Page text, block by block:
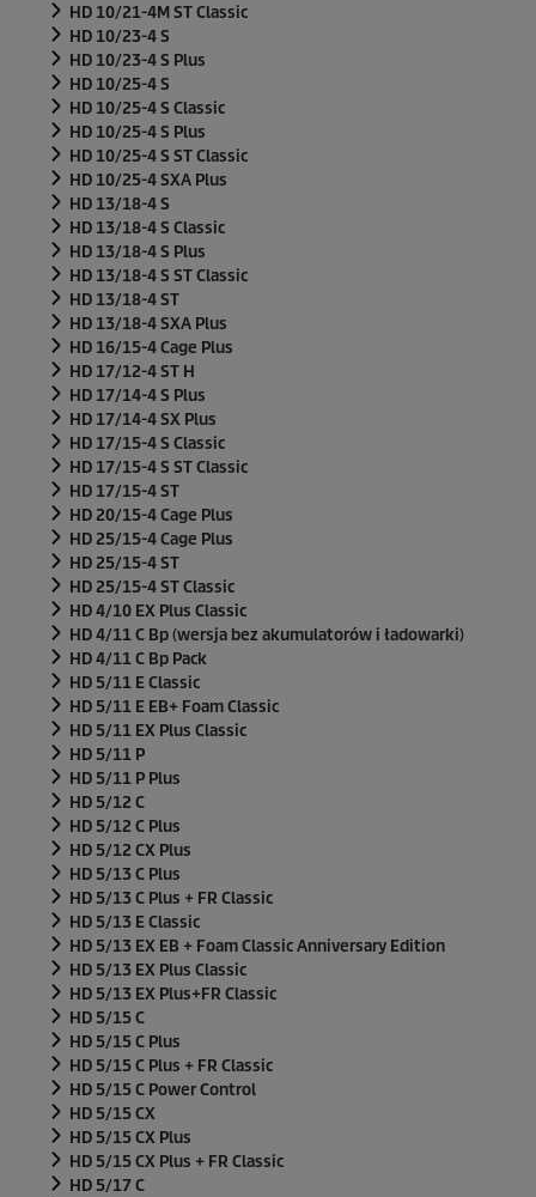
HD 10/21-4M ST Classic
HD 10/23-4 S
HD 10/23-4 S Plus
HD 10/25-4 S
HD 10/25-4 S Classic
HD 10/25-4 S Plus
HD 10/25-4 S ST Classic
HD 10/25-4 SXA Plus
HD 13/18-4 S
HD 13/18-4 S Classic
HD 13/18-4 S Plus
HD 13/18-4 S ST Classic
HD 13/18-4 ST
HD 13/18-4 SXA Plus
HD 16/15-4 Cage Plus
HD 17/12-4 ST H
HD 17/14-4 S Plus
HD 17/14-4 SX Plus
HD 17/15-4 S Classic
HD 17/15-4 S ST Classic
HD 17/15-4 ST
HD 20/15-4 Cage Plus
HD 25/15-4 Cage Plus
HD 25/15-4 ST
HD 25/15-4 ST Classic
HD 4/10 EX Plus Classic
HD 4/11 C Bp (wersja bez akumulatorów i ładowarki)
HD 4/11 C Bp Pack
HD 5/11 E Classic
HD 5/11 E EB+ Foam Classic
HD 5/11 EX Plus Classic
HD 5/11 P
HD 5/11 P Plus
HD 5/12 C
HD 5/12 C Plus
HD 5/12 CX Plus
HD 5/13 C Plus
HD 5/13 C Plus + FR Classic
HD 5/13 E Classic
HD 5/13 EX EB + Foam Classic Anniversary Edition
HD 5/13 EX Plus Classic
HD 5/13 EX Plus+FR Classic
HD 5/15 C
HD 5/15 C Plus
HD 5/15 C Plus + FR Classic
HD 5/15 C Power Control
HD 5/15 CX
HD 5/15 CX Plus
HD 5/15 CX Plus + FR Classic
HD 5/17 C